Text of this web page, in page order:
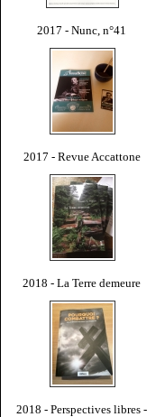
2017 - Nunc, n°41
2017 - Revue Accattone
2018 - La Terre demeure
2018 - Perspectives libres -